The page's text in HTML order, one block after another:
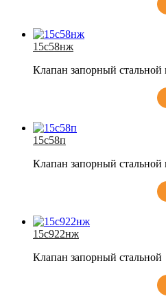
15с58нж
Клапан запорный
15с58п
Клапан запорный
15с922нж
Клапан запорный стальной